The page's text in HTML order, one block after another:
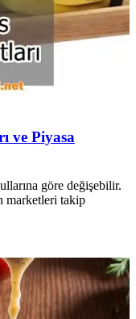
ve Piyasa
göre değişebilir.
marketleri takip